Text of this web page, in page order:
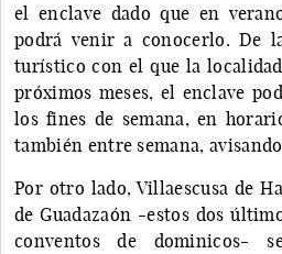
el enclave dado que en
podrá venir a conocerlo. De
turístico con el que la
próximos meses, el enclave
los fines de semana, en
también entre semana,
Por otro lado, Villaescusa de
de Guadazaón -estos dos
conventos de dominicos-